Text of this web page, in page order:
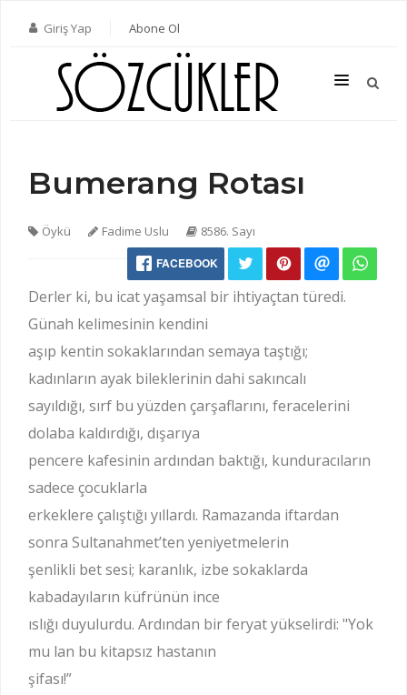
Giriş Yap Abone Ol
SON SAYI
ABONE OL
KITAPLAR
İLETIŞIM
Bumerang Rotası
Öykü Fadime Uslu
8586. Sayı
FACEBOOK
Derler ki, bu icat yaşamsal bir ihtiyaçtan türedi.
Günah kelimesinin kendini
aşıp kentin sokaklarından semaya taştığı;
kadınların ayak bileklerinin dahi sakıncalı
sayıldığı, sırf bu yüzden çarşaflarını, feracelerini
dolaba kaldırdığı, dışarıya
pencere kafesinin ardından baktığı, kunduracıların
sadece çocuklarla
erkeklere çalıştığı yıllardı. Ramazanda iftardan
sonra Sultanahmet’ten yeniyetmelerin
şenlikli bet sesi; karanlık, izbe sokaklarda
kabadayıların küfrünün ince
ıslığı duyulurdu. Ardından bir feryat yükselirdi: "Yok
mu lan bu kitapsız hastanın
şifası!”